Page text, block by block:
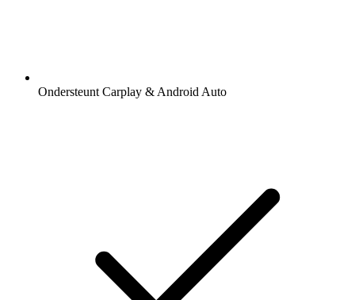
Ondersteunt Carplay & Android Auto